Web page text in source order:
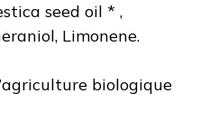
seed oil * ,
Limonene.
biologique